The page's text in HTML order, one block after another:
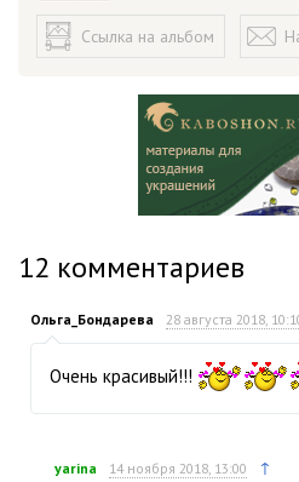
Ссылка на альбом
12 комментариев
Ольга_Бондарева 28 августа 2018,
Очень красивый!!!
yarina 14 ноября 2018, 13:00 ↑